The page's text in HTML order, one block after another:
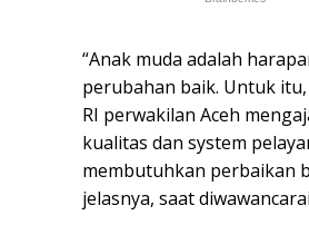
“Anak muda adalah
perubahan baik. Untuk
RI perwakilan Aceh
kualitas dan system
membutuhkan perbaikan
jelasnya, saat